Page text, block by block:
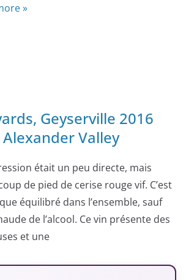
»
Geyserville 2016
Valley
était un peu directe, mais
de pied de cerise rouge vif. C’est
équilibré dans l’ensemble, sauf
de l’alcool. Ce vin présente des
et une